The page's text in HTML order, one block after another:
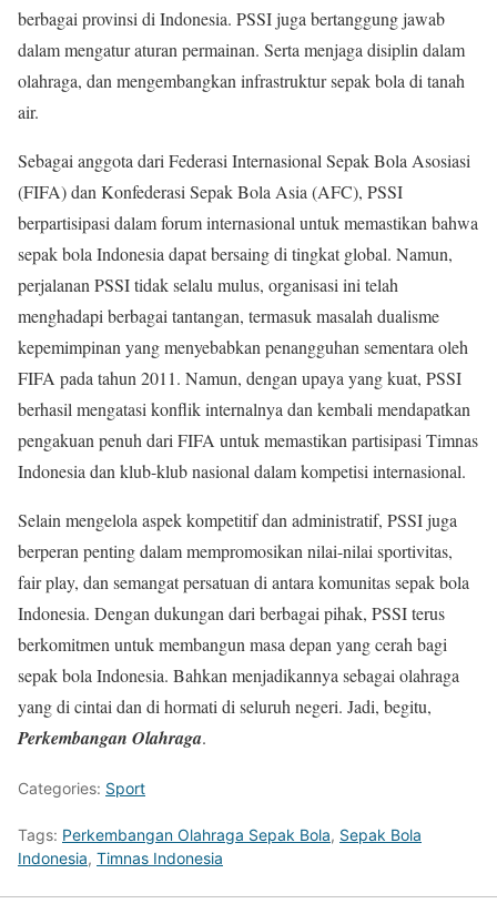
berbagai provinsi di Indonesia. PSSI juga bertanggung jawab
dalam mengatur aturan permainan. Serta menjaga disiplin dalam
olahraga, dan mengembangkan infrastruktur sepak bola di tanah
air.
Sebagai anggota dari Federasi Internasional Sepak Bola Asosiasi
(FIFA) dan Konfederasi Sepak Bola Asia (AFC), PSSI
berpartisipasi dalam forum internasional untuk memastikan bahwa
sepak bola Indonesia dapat bersaing di tingkat global. Namun,
perjalanan PSSI tidak selalu mulus, organisasi ini telah
menghadapi berbagai tantangan, termasuk masalah dualisme
kepemimpinan yang menyebabkan penangguhan sementara oleh
FIFA pada tahun 2011. Namun, dengan upaya yang kuat, PSSI
berhasil mengatasi konflik internalnya dan kembali mendapatkan
pengakuan penuh dari FIFA untuk memastikan partisipasi Timnas
Indonesia dan klub-klub nasional dalam kompetisi internasional.
Selain mengelola aspek kompetitif dan administratif, PSSI juga
berperan penting dalam mempromosikan nilai-nilai sportivitas,
fair play, dan semangat persatuan di antara komunitas sepak bola
Indonesia. Dengan dukungan dari berbagai pihak, PSSI terus
berkomitmen untuk membangun masa depan yang cerah bagi
sepak bola Indonesia. Bahkan menjadikannya sebagai olahraga
yang di cintai dan di hormati di seluruh negeri. Jadi, begitu,
Perkembangan Olahraga.
Categories: Sport
Tags: Perkembangan Olahraga Sepak Bola, Sepak Bola
Indonesia, Timnas Indonesia